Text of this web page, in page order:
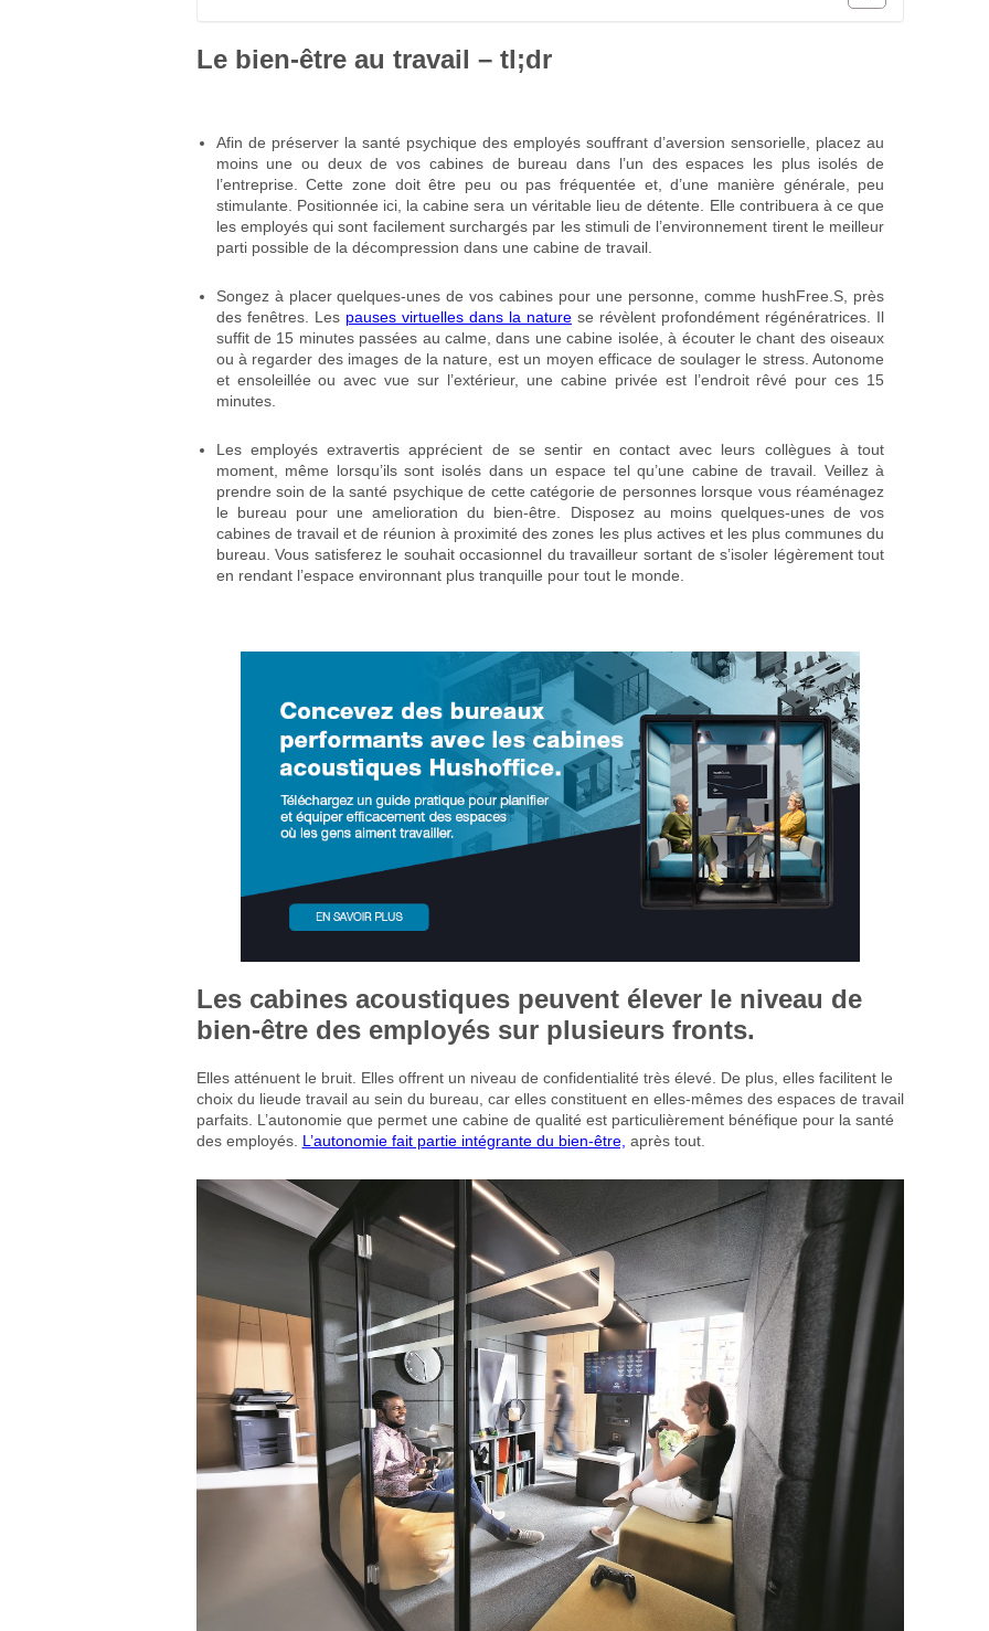
Le bien-être au travail – tl;dr
Afin de préserver la santé psychique des employés souffrant d’aversion sensorielle, placez au
moins une ou deux de vos cabines de bureau dans l’un des espaces les plus isolés de
l’entreprise. Cette zone doit être peu ou pas fréquentée et, d’une manière générale, peu
stimulante. Positionnée ici, la cabine sera un véritable lieu de détente. Elle contribuera à ce que
les employés qui sont facilement surchargés par les stimuli de l’environnement tirent le meilleur
parti possible de la décompression dans une cabine de travail.
Songez à placer quelques-unes de vos cabines pour une personne, comme hushFree.S, près
des fenêtres. Les pauses virtuelles dans la naturese révèlent profondément régénératrices. Il
suffit de 15 minutes passées au calme, dans une cabine isolée, à écouter le chant des oiseaux
ou à regarder des images de la nature, est un moyen efficace de soulager le stress. Autonome
et ensoleillée ou avec vue sur l’extérieur, une cabine privée est l’endroit rêvé pour ces 15
minutes.
Les employés extravertis apprécient de se sentir en contact avec leurs collègues à tout
moment, même lorsqu’ils sont isolés dans un espace tel qu’une cabine de travail. Veillez à
prendre soin de la santé psychique de cette catégorie de personnes lorsque vous réaménagez
le bureau pour une amelioration du bien-être. Disposez au moins quelques-unes de vos
cabines de travail et de réunion à proximité des zones les plus actives et les plus communes du
bureau. Vous satisferez le souhait occasionnel du travailleur sortant de s’isoler légèrement tout
en rendant l’espace environnant plus tranquille pour tout le monde.
Les cabines acoustiques peuvent élever le niveau de
bien-être des employés sur plusieurs fronts.
Elles atténuent le bruit. Elles offrent un niveau de confidentialité très élevé. De plus, elles facilitent le
choix du lieude travail au sein du bureau, car elles constituent en elles-mêmes des espaces de travail
parfaits. L’autonomie que permet une cabine de qualité est particulièrement bénéfique pour la santé
des employés. L’autonomie fait partie intégrante du bien-être, après tout.